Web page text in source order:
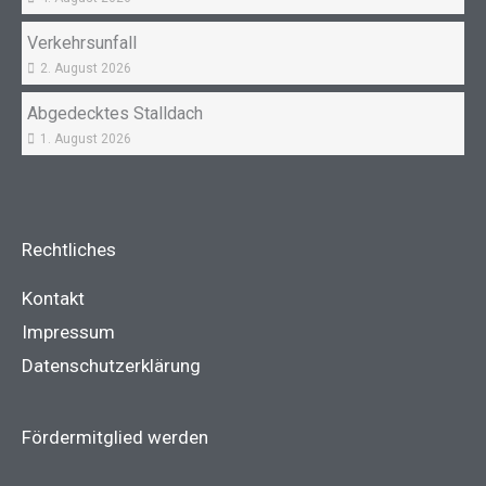
Verkehrsunfall
2. August 2026
Abgedecktes Stalldach
1. August 2026
Rechtliches
Kontakt
Impressum
Datenschutzerklärung
Fördermitglied werden